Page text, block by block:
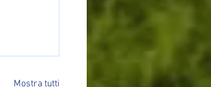
Mostra tutti